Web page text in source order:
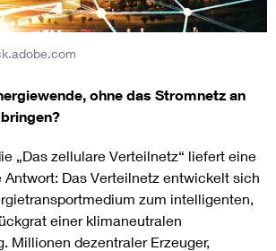
ohne das Stromnetz an
„Das zellulare Verteilnetz“ liefert eine
Das Verteilnetz entwickelt sich
zum intelligenten,
einer klimaneutralen
Millionen dezentraler Erzeuger,